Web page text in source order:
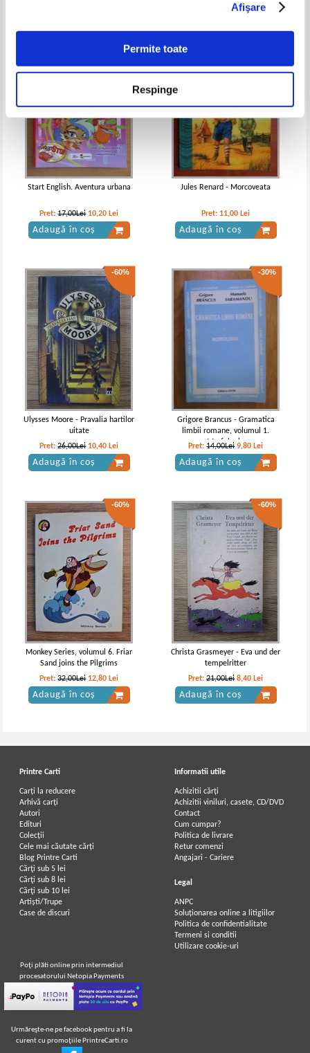
Afişare
Permite toate
Respinge
Start English. Aventura urbana
Pret:17,00Lei 10,20 Lei
Adaugă în coș
Jules Renard - Morcoveata
Pret: 11,00 Lei
Adaugă în coș
-60%
Ulysses Moore - Pravalia hartilor
uitate
Pret:26,00Lei 10,40 Lei
Adaugă în coș
-30%
Grigore Brancus - Gramatica
limbii romane, volumul 1.
Morfologia
Pret:14,00Lei 9,80 Lei
Adaugă în coș
-60%
Monkey Series, volumul 6. Friar
Sand joins the Pilgrims
Pret:32,00Lei 12,80 Lei
Adaugă în coș
-60%
Christa Grasmeyer - Eva und der
tempelritter
Pret:21,00Lei 8,40 Lei
Adaugă în coș
Printre Carti
Carți la reducere
Arhivă carți
Autori
Edituri
Colecții
Cele mai căutate cărți
Blog Printre Carti
Cărţi sub 5 lei
Cărţi sub 8 lei
Cărţi sub 10 lei
Artiști/Trupe
Case de discuri
Informatii utile
Achizitii cărți
Achizitii viniluri, casete, CD/DVD
Contact
Cum cumpar?
Politica de livrare
Retur comenzi
Angajari - Cariere
Legal
ANPC
Soluționarea online a litigiilor
Politica de confidentialitate
Termeni si conditii
Utilizare cookie-uri
Poţi plăti online prin intermediul
procesatorului Netopia Payments
Urmăreşte-ne pe facebook pentru a fi la
curent cu promoţiile PrintreCarti.ro